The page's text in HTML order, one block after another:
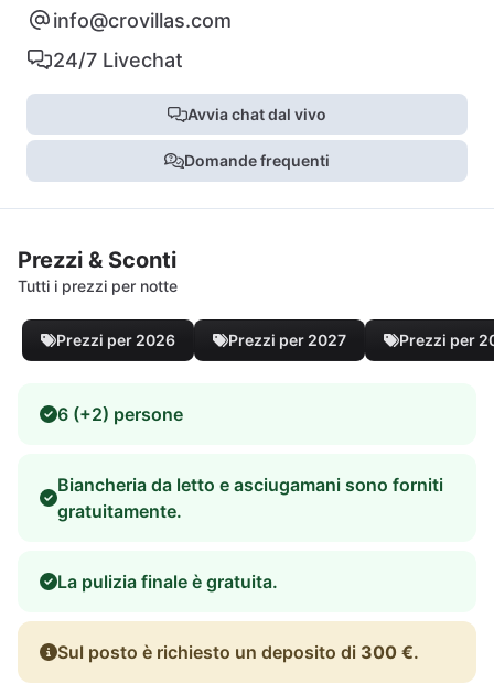
info@crovillas.com
24/7 Livechat
Avvia chat dal vivo
Domande frequenti
Prezzi & Sconti
Tutti i prezzi per notte
Prezzi per 2026 Prezzi per 2027 Prezzi per
6 (+2) persone
Biancheria da letto e asciugamani sono forniti
gratuitamente.
La pulizia finale è gratuita.
Sul posto è richiesto un deposito di 300 €.